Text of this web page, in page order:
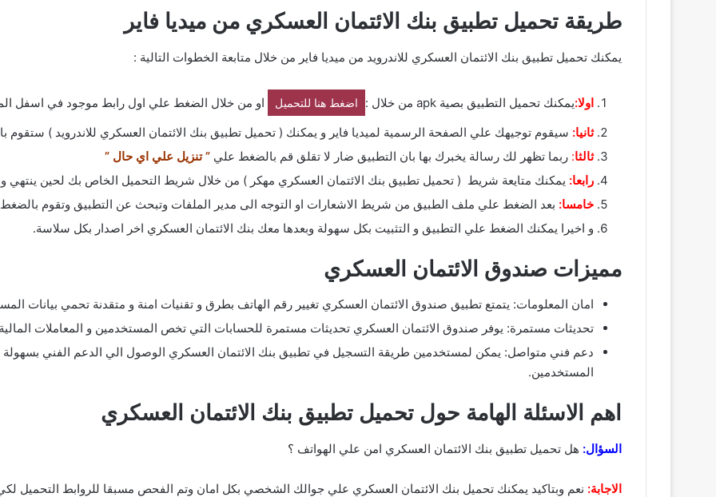
طريقة تحميل تطبيق بنك الائتمان العسكري من ميديا فاير
يمكنك تحميل تطبيق بنك الائتمان العسكري للاندرويد من ميديا فاير من خلال متابعة الخطوات التالية :
اولا:يمكنك تحميل التطبيق بصية apk من خلال : اضغط هنا للتحميل
او من خلال الضغط علي اول رابط موجود في اسفل
ثانيا: سيقوم توجيهك علي الصفحة الرسمية لميديا فاير و يمكنك ( تحميل تطبيق بنك الائتمان العسكري للاندرويد )
ثالثا: ربما تظهر لك رسالة يخبرك بها بان التطبيق ضار لا تقلق قم بالضغط علي ” تنزيل علي اي حال ”
رابعا: يمكنك متايعة شريط ( تحميل تطبيق بنك الائتمان العسكري مهكر ) من خلال شريط التحميل الخاص بك لحين ينتهي
خامسا: بعد الضغط علي ملف الطبيق من شريط الاشعارات او التوجه الى مدير الملفات وتبحث عن التطبيق وتقوم
و اخيرا يمكنك الضغط علي التطبيق و التثبيت بكل سهولة وبعدها معك بنك الائتمان العسكري اخر اصدار بكل سلاسة.
مميزات صندوق الائتمان العسكري
امان المعلومات: يتمتع تطبيق صندوق الائتمان العسكري تغيير رقم الهاتف بطرق و تقنيات امنة و متقدنة تحمي بيانات
تحديثات مستمرة: يوفر صندوق الائتمان العسكري تحديثات مستمرة للحسابات التي تخص المستخدمين و المعاملات
المستخدمين.
اهم الاسئلة الهامة حول تحميل تطبيق بنك الائتمان العسكري
السؤال: هل تحميل تطبيق بنك الائتمان العسكري امن علي الهواتف ؟
الاجابة: نعم وبتاكيد يمكنك تحميل بنك الائتمان العسكري علي جوالك الشخصي بكل امان وتم الفحص مسبقا للروابط التحميل